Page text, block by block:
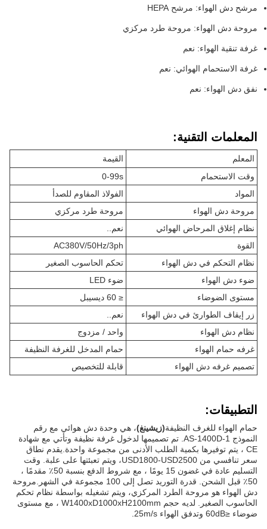
مرشح دش الهواء: مرشح HEPA
مروحة دش الهواء: مروحة طرد مركزي
غرفة تنقية الهواء: نعم
غرفة الاستحمام الهوائي: نعم
نفق دش الهواء: نعم
المعلمات التقنية:
المعلم
القيمة
وقت الاستحمام
0-99s
المواد
الفولاذ المقاوم للصدأ
مروحة دش الهواء
مروحة طرد مركزي
نظام إغلاق المرحاض الهوائي
نعم..
القوة
AC380V/50Hz/3ph
نظام التحكم في دش الهواء
تحكم الحاسوب الصغير
ضوء دش الهواء
ضوء LED
مستوى الضوضاء
≤ 60 ديسيبل
زر إيقاف الطوارئ في دش الهواء
نعم..
نظام دش الهواء
واحد / مزدوج
غرفه حمام الهواء
حمام المدخل للغرفة النظيفة
تصميم غرفه دش الهواء
قابلة للتخصيص
التطبيقات:
حمام الهواء للغرف النظيفة(زيشينغ)، هي وحدة دش هوائي مع رقم
النموذج AS-1400D-1. تم تصميمها لدخول غرفة نظيفة وتأتي مع شهادة
CE ، يتم توفيرها بكمية الطلب الأدنى من مجموعة واحدة.يقدم نطاق
سعر تنافسي من USD1800-USD2500، ويتم تعبئتها على علبة. وقت
التسليم عادة في غضون 15 يومًا ، مع شروط الدفع بنسبة 50٪ مقدمًا ،
50٪ قبل الشحن. قدرة التوريد تصل إلى 100 مجموعة في الشهر.مروحة
دش الهواء هو مروحة الطرد المركزي، ويتم تشغيله بواسطة نظام تحكم
الحاسوب الصغير. لديه حجم W1400xD1000xH2100mm ، مع مستوى
ضوضاء ≤60dB وتدفق الهواء 25m/s.